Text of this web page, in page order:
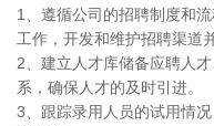
1、遵循公司的招聘制度和
工作，开发和维护招聘渠道
2、建立人才库储备应聘人
系，确保人才的及时引进。
3、跟踪录用人员的试用情